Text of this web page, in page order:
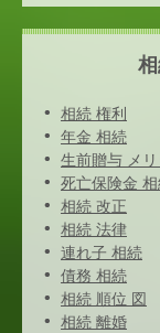
相続 権利
年金 相続
生前贈与 メリ
死亡保険金
相続 改正
相続 法律
連れ子 相続
債務 相続
相続 順位 図
相続 離婚